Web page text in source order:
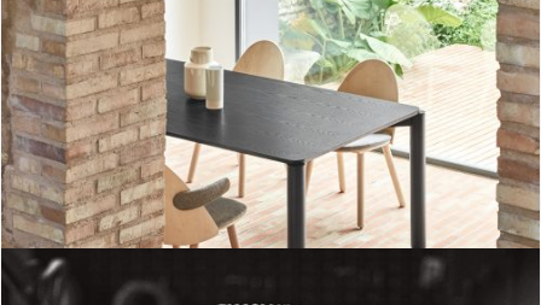
Mesa rectangular Atlas